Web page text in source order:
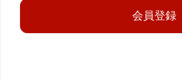
会員登録